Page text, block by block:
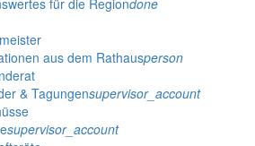
aus dem Rathausperson
& Tagungensupervisor_account
supervisor_account